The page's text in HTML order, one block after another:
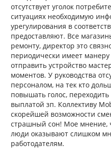
отсутствует уголок
ситуациях необходимую
урегулирования в
предоставляют. Все
ремонту, директор это
периодически имеет
отправить устройство
моментов. У руководства
персоналом, на тек кто
повышать голос,
выплатой зп. Коллективу
скорейшей возможности
страшный сон! Мое мнение,
люди оказывают слишком
работодателям.